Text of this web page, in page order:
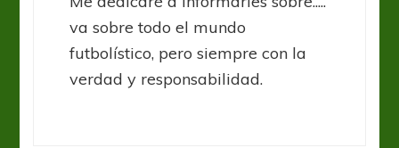
va sobre todo el mundo
futbolístico, pero siempre con la
verdad y responsabilidad.